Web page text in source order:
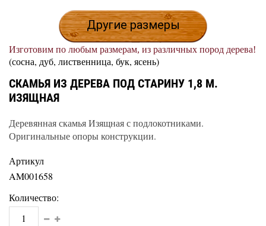
Другие размеры
Изготовим по любым размерам, из различных пород дерева!
(сосна, дуб, лиственница, бук, ясень)
СКАМЬЯ ИЗ ДЕРЕВА ПОД СТАРИНУ 1,8 М.
ИЗЯЩНАЯ
Деревянная скамья Изящная с подлокотниками.
Оригинальные опоры конструкции.
Артикул
AM001658
Количество: